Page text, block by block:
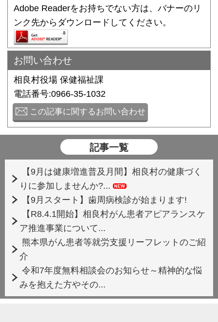
Adobe Readerをお持ちでない方は、バナーのリ
ンク先からダウンロードしてください。
お問い合わせ
相良村役場 保健福祉課
電話番号:0966-35-1032
この記事に関するお問い合わせ
記事一覧
【9月は健康増進普及月間】相良村の健康づく
りに参加しませんか?...
【9月スタート】歯周病検診が始まります!
【R8.4.1開始】相良村がん患者アピアランスケ
ア推進事業について...
熊本県がん患者等就労支援リーフレットのご紹
介
令和7年度無料相談会のお知らせ～精神的な悩
みを抱えた方やその...